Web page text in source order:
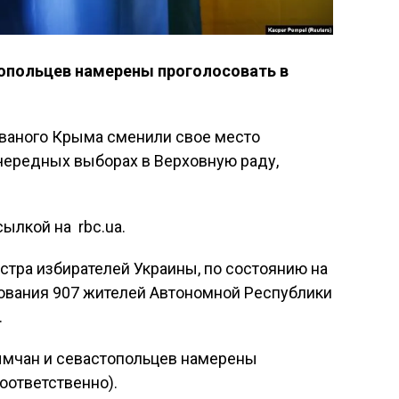
намерены проголосовать в
Крыма сменили свое место
выборах в Верховную раду,
на rbc.ua.
избирателей Украины, по состоянию на
907 жителей Автономной Республики
и севастопольцев намерены